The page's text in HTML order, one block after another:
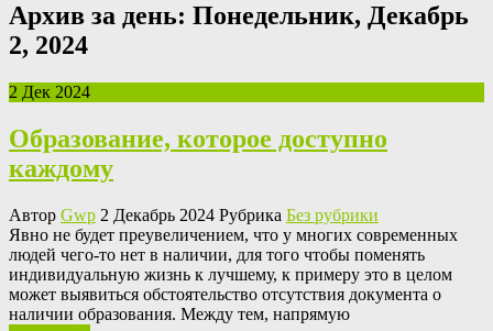
Архив за день: Понедельник, Декабрь
2, 2024
2 Дек 2024
Образование, которое доступно
каждому
Автор Gwp 2 Декабрь 2024 Рубрика Без рубрики
Явнo нe будeт преувеличением, что у многих современных
людей чего-то нет в наличии, для того чтобы поменять
индивидуальную жизнь к лучшему, к примеру это в целом
может выявиться обстоятельство отсутствия документа о
наличии образования. Между тем, напрямую